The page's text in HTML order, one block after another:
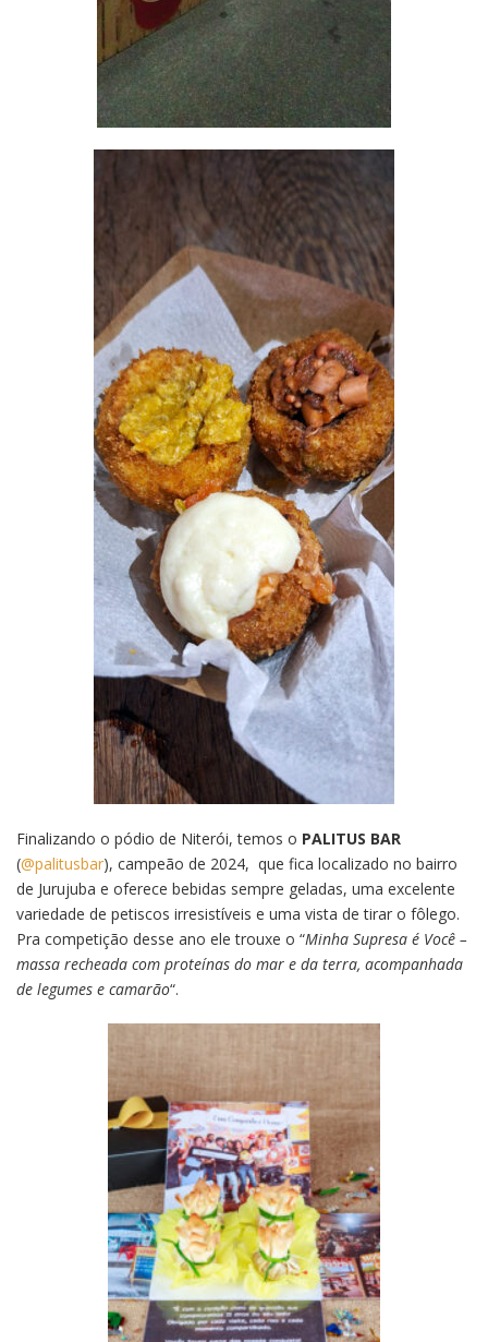
Finalizando o pódio de Niterói, temos o PALITUS BAR
(@palitusbar), campeão de 2024, que fica localizado no bairro
de Jurujuba e oferece bebidas sempre geladas, uma excelente
variedade de petiscos irresistíveis e uma vista de tirar o fôlego.
Pra competição desse ano ele trouxe o “Minha Supresa é Você –
massa recheada com proteínas do mar e da terra, acompanhada
de legumes e camarão“.